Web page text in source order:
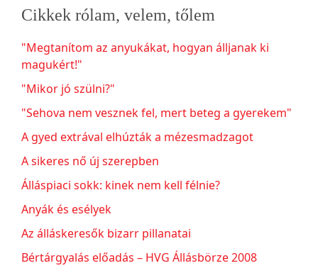
Cikkek rólam, velem, tőlem
"Megtanítom az anyukákat, hogyan álljanak ki
magukért!"
"Mikor jó szülni?"
"Sehova nem vesznek fel, mert beteg a gyerekem"
A gyed extrával elhúzták a mézesmadzagot
A sikeres nő új szerepben
Álláspiaci sokk: kinek nem kell félnie?
Anyák és esélyek
Az álláskeresők bizarr pillanatai
Bértárgyalás előadás – HVG Állásbörze 2008